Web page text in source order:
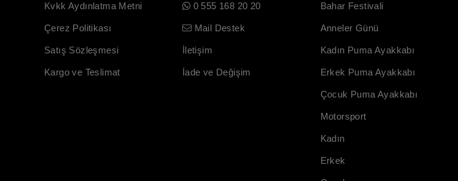
Kvkk Aydınlatma Metni
Çerez Politikası
Satış Sözleşmesi
Kargo ve Teslimat
0 555 168 20 20
Mail Destek
İletişim
İade ve Değişim
Bahar Festivali
Anneler Günü
Kadın Puma Ayakkabı
Erkek Puma Ayakkabı
Çocuk Puma Ayakkabı
Motorsport
Kadın
Erkek